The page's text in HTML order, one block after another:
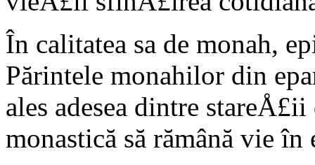
În calitatea sa de monah,
Părintele monahilor din
ales adesea dintre
monastică să rămână vie în